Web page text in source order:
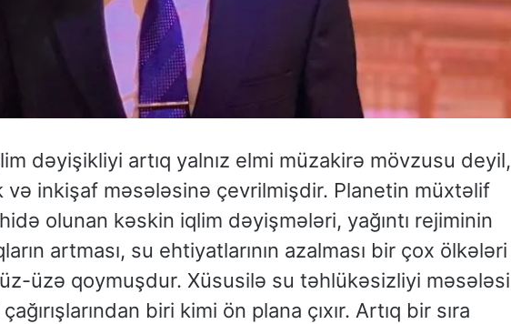
dəyişikliyi artıq yalnız elmi müzakirə mövzusu deyil,
və inkişaf məsələsinə çevrilmişdir. Planetin müxtəlif
olunan kəskin iqlim dəyişmələri, yağıntı rejiminin
artması, su ehtiyatlarının azalması bir çox ölkələri
üzə qoymuşdur. Xüsusilə su təhlükəsizliyi məsələsi
biri kimi ön plana çıxır. Artıq bir sıra